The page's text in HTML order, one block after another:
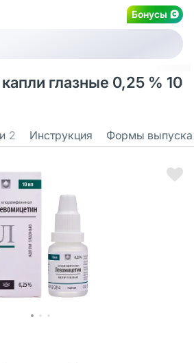
Бонусы
глазные 0,25 % 10
2 Инструкция Формы выпуска